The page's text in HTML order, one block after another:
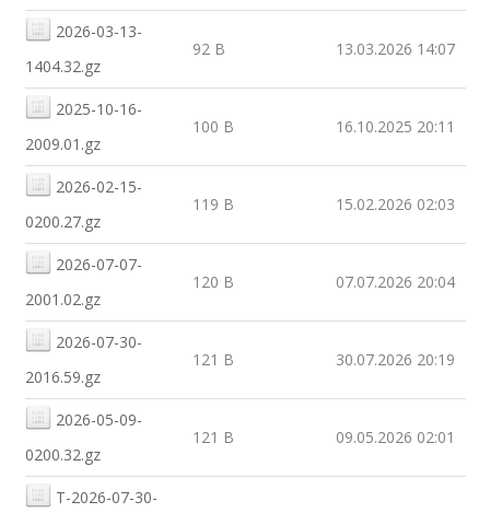
2026-03-13-
1404.32.gz
92 B 13.03.2026 14:07
2025-10-16-
2009.01.gz
100 B 16.10.2025 20:11
2026-02-15-
0200.27.gz
119 B 15.02.2026 02:03
2026-07-07-
2001.02.gz
120 B 07.07.2026 20:04
2026-07-30-
2016.59.gz
121 B 30.07.2026 20:19
2026-05-09-
0200.32.gz
121 B 09.05.2026 02:01
T-2026-07-30-